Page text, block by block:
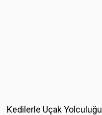
Kedilerle Uçak Yolculuğu